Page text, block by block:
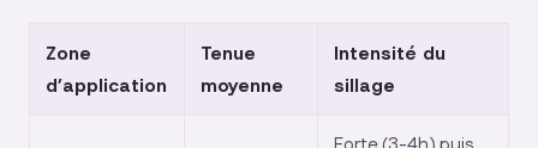
Zone
d’application
Tenue
moyenne
Intensité du
sillage